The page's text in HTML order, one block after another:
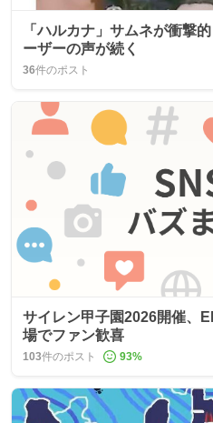
「ハルカナ」サムネが衝撃
ーザーの声が続く
36件のポスト
サイレン甲子園2026開催、
場でファン歓喜
103件のポスト 93%